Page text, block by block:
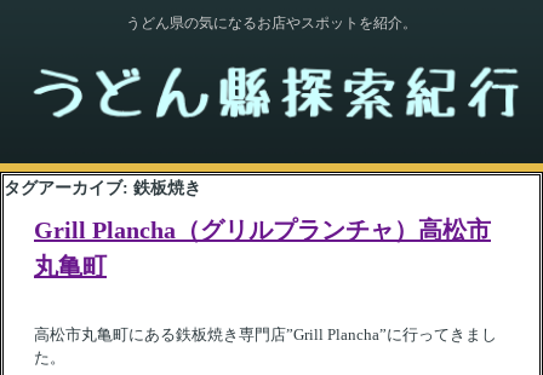
うどん県の気になるお店やスポットを紹介。
タグアーカイブ: 鉄板焼き
Grill Plancha（グリルプランチャ）高松市
丸亀町
高松市丸亀町にある鉄板焼き専門店”Grill Plancha”に行ってきまし
た。